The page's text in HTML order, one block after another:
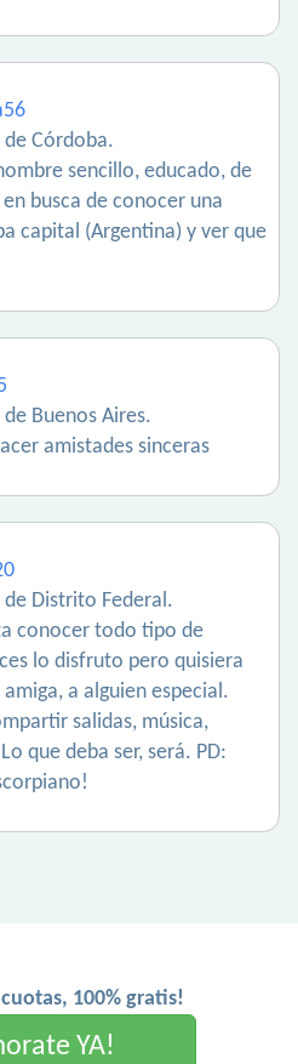
de Córdoba.
sencillo, educado, de
busca de conocer una
capital (Argentina) y ver que
Buenos Aires.
amistades sinceras
de Distrito Federal.
conocer todo tipo de
lo disfruto pero quisiera
a alguien especial.
salidas, música,
que deba ser, será. PD:
100% gratis!
YA!